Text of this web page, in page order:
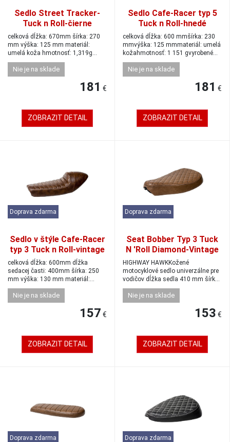
Sedlo Street Tracker-
Tuck n Roll-čierne
celková dĺžka: 670mm šírka: 270
mm výška: 125 mm materiál:
umelá koža hmotnosť: 1,319g
výrobca: High...
Nie je na sklade
181 €
ZOBRAZIT DETAIL
Sedlo Cafe-Racer typ 5
Tuck n Roll-hnedé
celková dĺžka: 600 mmšírka: 230
mmvýška: 125 mmmateriál: umelá
kožahmotnosť: 1 151 gvyrobené
spoločn...
Nie je na sklade
181 €
ZOBRAZIT DETAIL
Doprava zdarma
Sedlo v štýle Cafe-Racer
typ 3 Tuck n Roll-vintage
hnedá
celková dĺžka: 600mm dĺžka
sedacej časti: 400mm šírka: 250
mm výška: 130 mm materiál:
umelá koža hmo...
Nie je na sklade
157 €
ZOBRAZIT DETAIL
Doprava zdarma
Seat Bobber Typ 3 Tuck
N 'Roll Diamond-Vintage
hnedá
HIGHWAY HAWKKožené
motocyklové sedlo univerzálne pre
vodičov dĺžka sedla 410 mm šírka
sedla 290 mm š...
Nie je na sklade
153 €
ZOBRAZIT DETAIL
Doprava zdarma Doprava zdarma